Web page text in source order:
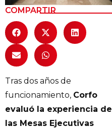
COMPARTIR
Tras dos años de
funcionamiento, Corfo
evaluó la experiencia de
las Mesas Ejecutivas